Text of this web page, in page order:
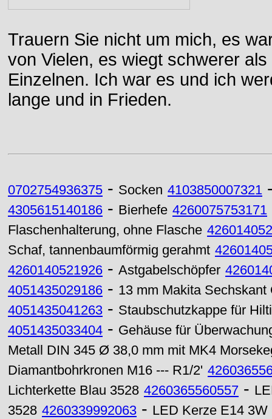
Trauern Sie nicht um mich, es
von Vielen, es wiegt schwerer
Einzelnen. Ich war es und ich
lange und in Frieden.
0702754936375 - Socken 4103850007321
4305615140186 - Bierhefe 4260075753171
Flaschenhalterung, ohne Flasche
Schaf, tannenbaumförmig gerahmt
4260140521926 - Astgabelschöpfer
4051435029186 - 13 mm Makita
4051435041263 - Staubschutzkappe für
4051435033404 - Gehäuse für
Metall DIN 345 Ø 38,0 mm mit MK4
Diamantbohrkronen M16 --- R1/2'
Lichterkette Blau 3528 4260365560557 -
3528 4260339992063 - LED Kerze E14